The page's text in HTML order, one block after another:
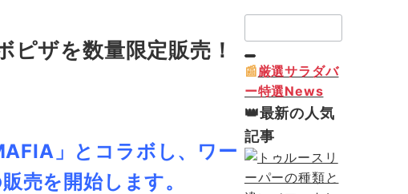
ザを数量限定販売！
」とコラボし、ワー
売を開始します。
索：
📰厳選サラダバ
ー特選News
👑最新の人気
記事